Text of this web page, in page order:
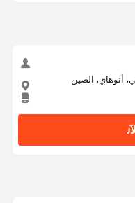
أنوهاي، الصين